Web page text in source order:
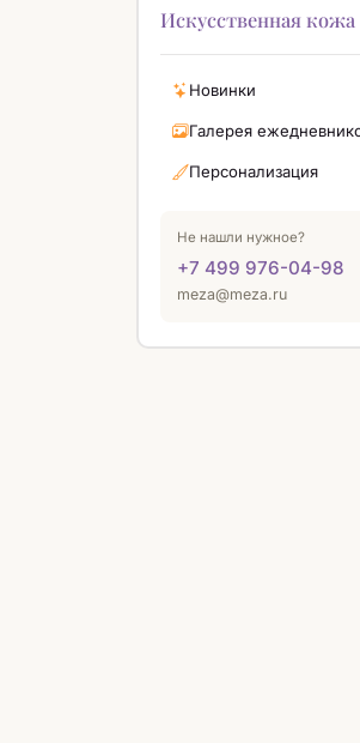
Искусственная кожа
Новинки
Галерея
Персонализация
Не нашли нужное?
+7 499 976-04-98
meza@meza.ru